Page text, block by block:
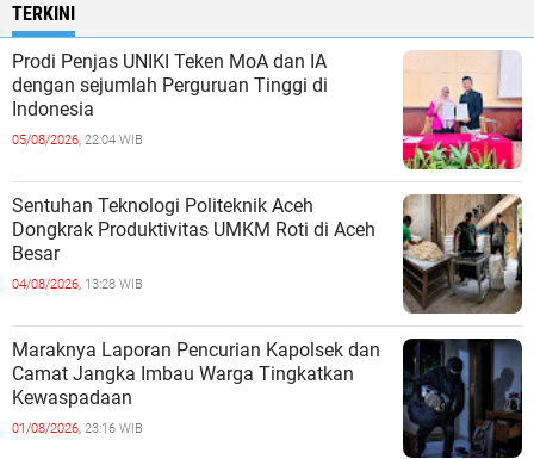
TERKINI
Prodi Penjas UNIKI Teken MoA dan IA
dengan sejumlah Perguruan Tinggi di
Indonesia
05/08/2026, 22:04 WIB
Sentuhan Teknologi Politeknik Aceh
Dongkrak Produktivitas UMKM Roti di Aceh
Besar
04/08/2026, 13:28 WIB
Maraknya Laporan Pencurian Kapolsek dan
Camat Jangka Imbau Warga Tingkatkan
Kewaspadaan
01/08/2026, 23:16 WIB